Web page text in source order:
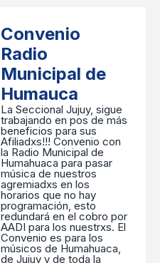
Convenio
Radio
Municipal de
Humauca
La Seccional Jujuy, sigue
trabajando en pos de más
beneficios para sus
Afiliadxs!!! Convenio con
la Radio Municipal de
Humahuaca para pasar
música de nuestros
agremiadxs en los
horarios que no hay
programación, esto
redundará en el cobro por
AADI para los nuestrxs. El
Convenio es para los
músicos de Humahuaca,
de Jujuy y de toda la